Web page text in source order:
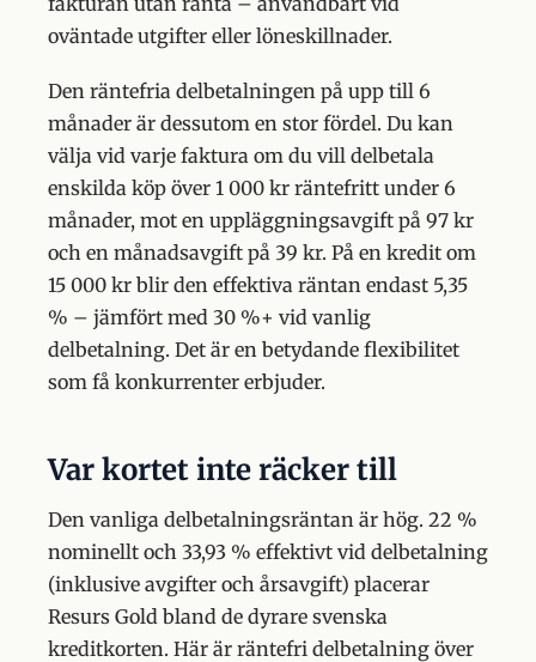
oväntade utgifter eller löneskillnader.
Den räntefria delbetalningen på upp till 6
månader är dessutom en stor fördel. Du kan
välja vid varje faktura om du vill delbetala
enskilda köp över 1 000 kr räntefritt under 6
månader, mot en uppläggningsavgift på 97 kr
och en månadsavgift på 39 kr. På en kredit om
15 000 kr blir den effektiva räntan endast 5,35
% – jämfört med 30 %+ vid vanlig
delbetalning. Det är en betydande flexibilitet
som få konkurrenter erbjuder.
Var kortet inte räcker till
Den vanliga delbetalningsräntan är hög. 22 %
nominellt och 33,93 % effektivt vid delbetalning
(inklusive avgifter och årsavgift) placerar
Resurs Gold bland de dyrare svenska
kreditkorten. Här är räntefri delbetalning över